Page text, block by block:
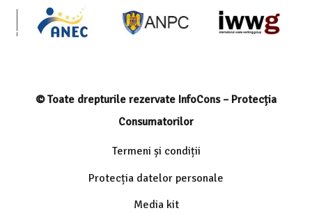
© Toate drepturile rezervate InfoCons – Protecția
Consumatorilor
Termeni și condiții
Protecția datelor personale
Media kit